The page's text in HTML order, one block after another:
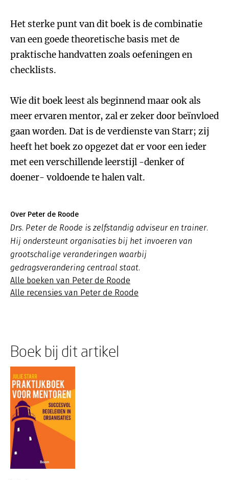
Het sterke punt van dit boek is de combinatie
van een goede theoretische basis met de
praktische handvatten zoals oefeningen en
checklists.
Wie dit boek leest als beginnend maar ook als
meer ervaren mentor, zal er zeker door beïnvloed
gaan worden. Dat is de verdienste van Starr; zij
heeft het boek zo opgezet dat er voor een ieder
met een verschillende leerstijl -denker of
doener- voldoende te halen valt.
Over Peter de Roode
Drs. Peter de Roode is zelfstandig adviseur en trainer.
Hij ondersteunt organisaties bij het invoeren van
grootschalige veranderingen waarbij
gedragsverandering centraal staat.
Alle boeken van Peter de Roode
Alle recensies van Peter de Roode
Boek bij dit artikel